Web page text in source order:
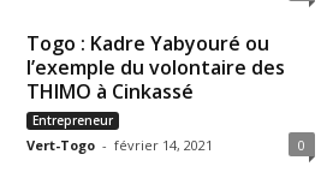
Togo : Kadre Yabyouré ou
l’exemple du volontaire des
THIMO à Cinkassé
Entrepreneur
Vert-Togo - février 14, 2021 0